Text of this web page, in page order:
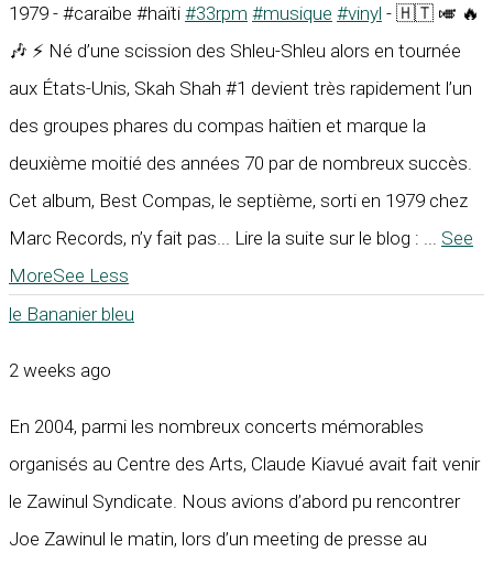
1979 - #caraïbe #haïti #33rpm #musique #vinyl - 🇭🇹 🎺 🔥
🎶 ⚡ Né d’une scission des Shleu-Shleu alors en tournée
aux États-Unis, Skah Shah #1 devient très rapidement l’un
des groupes phares du compas haïtien et marque la
deuxième moitié des années 70 par de nombreux succès.
Cet album, Best Compas, le septième, sorti en 1979 chez
Marc Records, n’y fait pas... Lire la suite sur le blog :
See
MoreSee Less
le Bananier bleu
2 weeks ago
En 2004, parmi les nombreux concerts mémorables
organisés au Centre des Arts, Claude Kiavué avait fait venir
le Zawinul Syndicate. Nous avions d’abord pu rencontrer
Joe Zawinul le matin, lors d’un meeting de presse au